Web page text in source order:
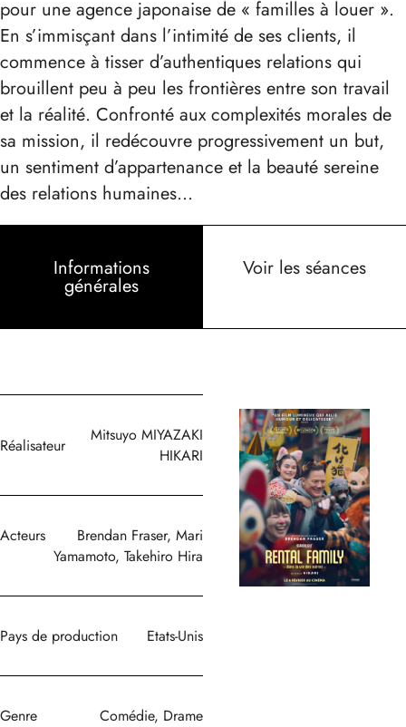
pour une agence japonaise de « familles à louer ».
En s’immisçant dans l’intimité de ses clients, il
commence à tisser d’authentiques relations qui
brouillent peu à peu les frontières entre son travail
et la réalité. Confronté aux complexités morales de
sa mission, il redécouvre progressivement un but,
un sentiment d’appartenance et la beauté sereine
des relations humaines…
Informations
générales
Voir les séances
Réalisateur
Mitsuyo MIYAZAKI
HIKARI
Acteurs
Brendan Fraser, Mari
Yamamoto, Takehiro Hira
Pays de production Etats-Unis
Genre Comédie, Drame